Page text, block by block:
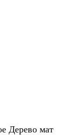
Дерево мат